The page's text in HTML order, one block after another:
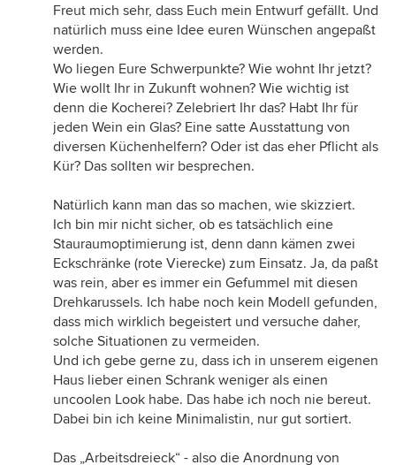
Freut mich sehr, dass Euch mein Entwurf gefällt. Und
natürlich muss eine Idee euren Wünschen angepaßt
werden.
Wo liegen Eure Schwerpunkte? Wie wohnt Ihr jetzt?
Wie wollt Ihr in Zukunft wohnen? Wie wichtig ist
denn die Kocherei? Zelebriert Ihr das? Habt Ihr für
jeden Wein ein Glas? Eine satte Ausstattung von
diversen Küchenhelfern? Oder ist das eher Pflicht als
Kür? Das sollten wir besprechen.
Natürlich kann man das so machen, wie skizziert.
Ich bin mir nicht sicher, ob es tatsächlich eine
Stauraumoptimierung ist, denn dann kämen zwei
Eckschränke (rote Vierecke) zum Einsatz. Ja, da paßt
was rein, aber es immer ein Gefummel mit diesen
Drehkarussels. Ich habe noch kein Modell gefunden,
dass mich wirklich begeistert und versuche daher,
solche Situationen zu vermeiden.
Und ich gebe gerne zu, dass ich in unserem eigenen
Haus lieber einen Schrank weniger als einen
uncoolen Look habe. Das habe ich noch nie bereut.
Dabei bin ich keine Minimalistin, nur gut sortiert.
Das „Arbeitsdreieck“ - also die Anordnung von